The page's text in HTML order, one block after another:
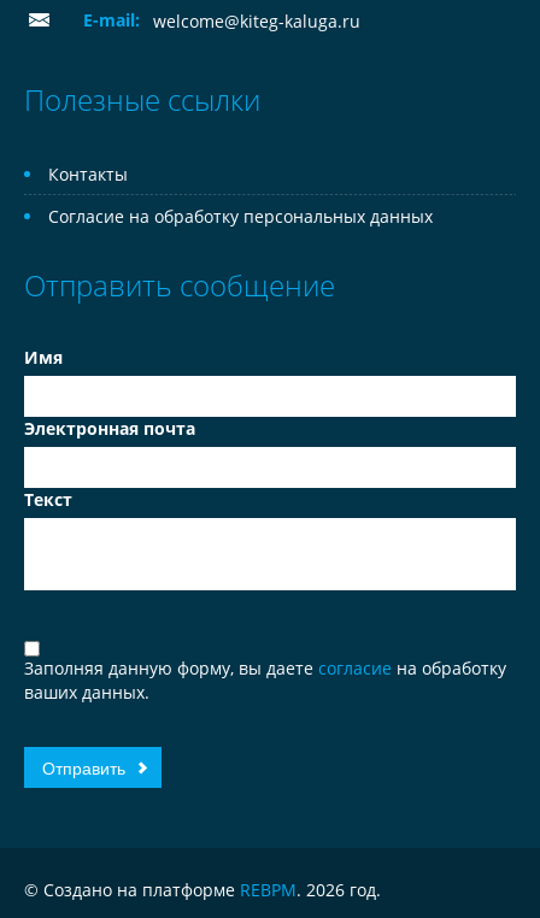
E-mail:
welcome@kiteg-kaluga.ru
Полезные ссылки
Контакты
Согласие на обработку персональных данных
Отправить сообщение
Имя
Электронная почта
Текст
Заполняя данную форму, вы даете согласие на обработку
ваших данных.
© Создано на платформе REBPM. 2026 год.